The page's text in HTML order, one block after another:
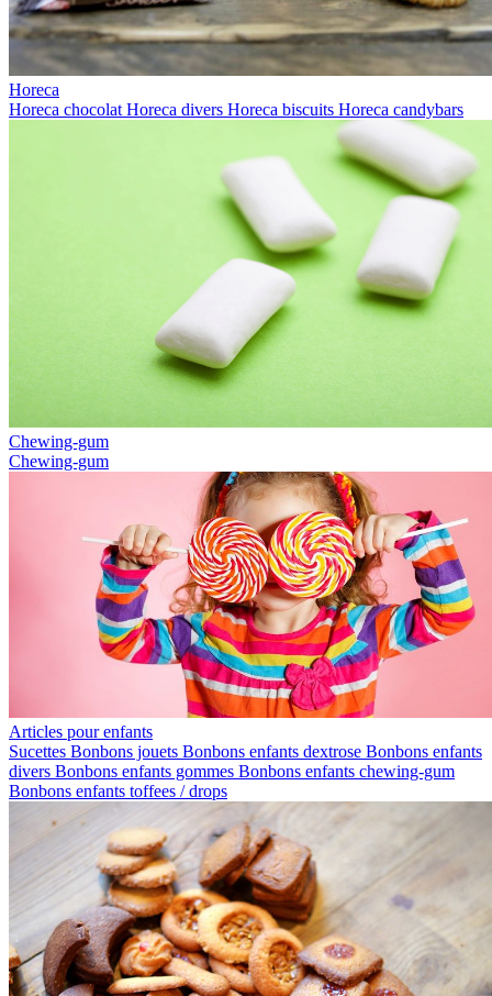
Horeca
Horeca chocolat Horeca divers Horeca biscuits Horeca candybars
Chewing-gum
Chewing-gum
Articles pour enfants
Sucettes Bonbons jouets Bonbons enfants dextrose Bonbons enfants
divers Bonbons enfants gommes Bonbons enfants chewing-gum
Bonbons enfants toffees / drops